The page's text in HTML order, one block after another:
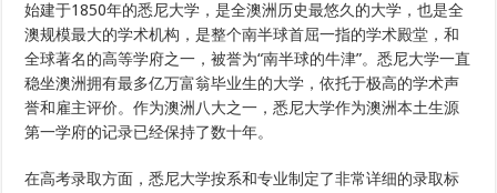
始建于1850年的悉尼大学，是全澳洲历史最悠久的大学，也是全
澳规模最大的学术机构，是整个南半球首屈一指的学术殿堂，和
全球著名的高等学府之一，被誉为“南半球的牛津”。悉尼大学一直
稳坐澳洲拥有最多亿万富翁毕业生的大学，依托于极高的学术声
誉和雇主评价。作为澳洲八大之一，悉尼大学作为澳洲本土生源
第一学府的记录已经保持了数十年。
在高考录取方面，悉尼大学按系和专业制定了非常详细的录取标